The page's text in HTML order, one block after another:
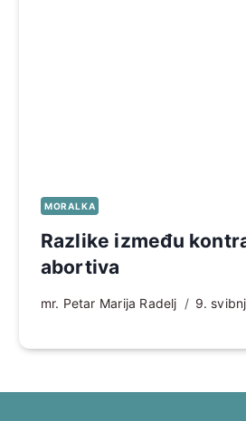
MORALKA
Razlike između
abortiva
mr. Petar Marija Radelj 9.